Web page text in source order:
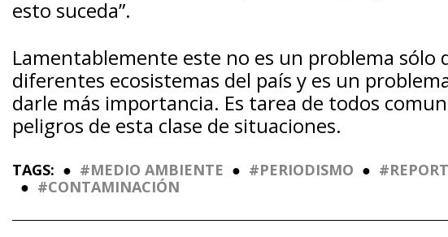
esto suceda”.
Lamentablemente este no es un problema sólo
diferentes ecosistemas del país y es un
darle más importancia. Es tarea de todos
peligros de esta clase de situaciones.
TAGS: ● MEDIO AMBIENTE ● PERIODISMO ●
●
CONTAMINACIÓN